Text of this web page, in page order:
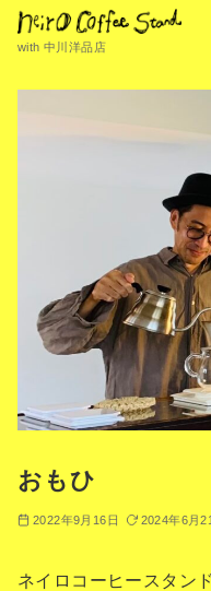
with 中川洋品店
おもひ
2022年9月16日 2024年6月
ネイロコーヒースタン